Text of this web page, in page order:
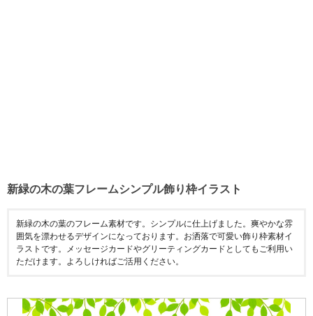
新緑の木の葉フレームシンプル飾り枠イラスト
新緑の木の葉のフレーム素材です。シンプルに仕上げました。爽やかな雰
囲気を漂わせるデザインになっております。お洒落で可愛い飾り枠素材イ
ラストです。メッセージカードやグリーティングカードとしてもご利用い
ただけます。よろしければご活用ください。